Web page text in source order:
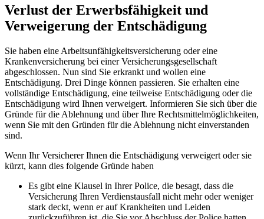
Verlust der Erwerbsfähigkeit und
Verweigerung der Entschädigung
Sie haben eine Arbeitsunfähigkeitsversicherung oder eine
Krankenversicherung bei einer Versicherungsgesellschaft
abgeschlossen. Nun sind Sie erkrankt und wollen eine
Entschädigung. Drei Dinge können passieren. Sie erhalten eine
vollständige Entschädigung, eine teilweise Entschädigung oder die
Entschädigung wird Ihnen verweigert. Informieren Sie sich über die
Gründe für die Ablehnung und über Ihre Rechtsmittelmöglichkeiten,
wenn Sie mit den Gründen für die Ablehnung nicht einverstanden
sind.
Wenn Ihr Versicherer Ihnen die Entschädigung verweigert oder sie
kürzt, kann dies folgende Gründe haben
Es gibt eine Klausel in Ihrer Police, die besagt, dass die
Versicherung Ihren Verdienstausfall nicht mehr oder weniger
stark deckt, wenn er auf Krankheiten und Leiden